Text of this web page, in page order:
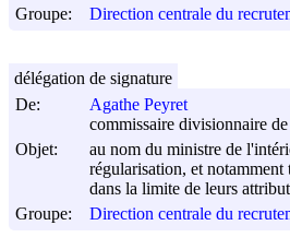
Groupe:
Direction centrale du
De:
Agathe Peyret
commissaire divisionnaire
Objet:
au nom du ministre de
régularisation, et
dans la limite de leurs
Groupe:
Direction centrale du
délégation de signature